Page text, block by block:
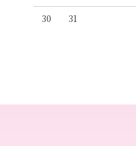
30 31